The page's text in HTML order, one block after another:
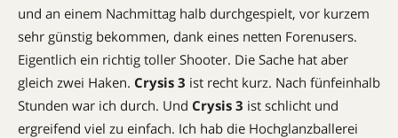
und an einem Nachmittag halb durchgespielt, vor kurzem
sehr günstig bekommen, dank eines netten Forenusers.
Eigentlich ein richtig toller Shooter. Die Sache hat aber
gleich zwei Haken. Crysis 3 ist recht kurz. Nach fünfeinhalb
Stunden war ich durch. Und Crysis 3 ist schlicht und
ergreifend viel zu einfach. Ich hab die Hochglanzballerei